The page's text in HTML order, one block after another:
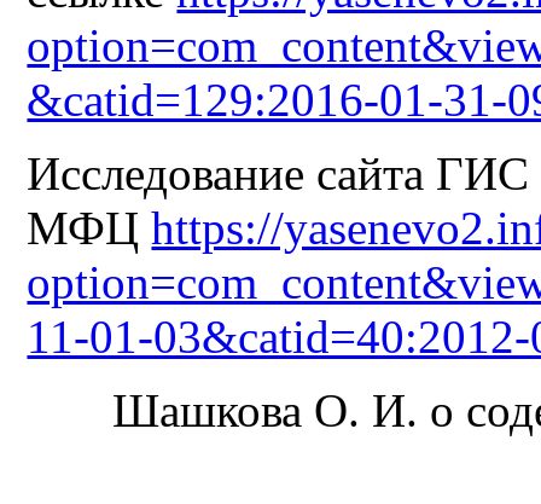
&catid=129:2016-01-31-
Исследование сайта
МФЦhttps://
11-01-
Шашкова О. И. о